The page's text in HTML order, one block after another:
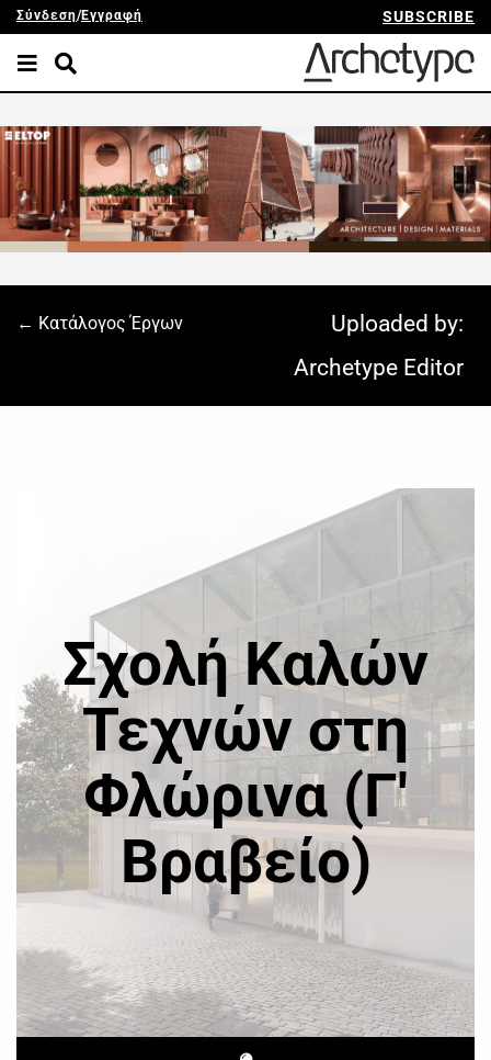
Σύνδεση/Εγγραφή SUBSCRIBE
← Κατάλογος Έργων
Uploaded by:
Archetype Editor
Σχολή Καλών
Τεχνών στη
Φλώρινα (Γ'
Βραβείο)